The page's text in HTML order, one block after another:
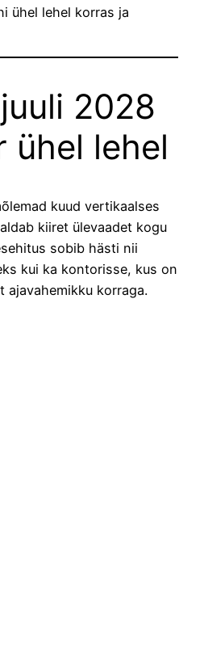
ühel lehel korras ja
2028
ühel lehel
kuud vertikaalses
kiiret ülevaadet kogu
sobib hästi nii
kui ka kontorisse, kus on
ajavahemikku korraga.